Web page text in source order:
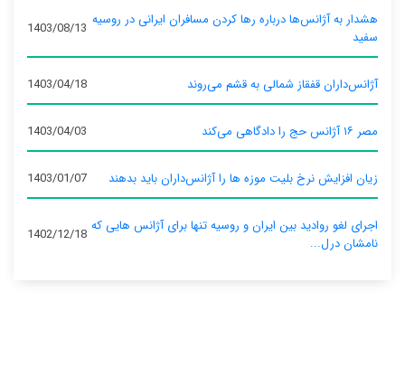
هشدار به آژانس‌ها درباره رها کردن مسافران ایرانی در روسیه
سفید
1403/08/13
آژانس‌داران قفقاز شمالی به قشم می‌روند 1403/04/18
مصر ۱۶ آژانس حج را دادگاهی می‌کند 1403/04/03
زیان افزایش نرخ بلیت موزه ها را آژانس‌داران باید بدهند 1403/01/07
اجرای لغو روادید بین ایران و روسیه تنها برای آژانس‌ هایی که
نامشان درل...
1402/12/18